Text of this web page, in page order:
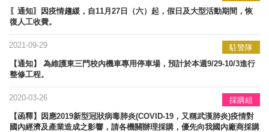
〖通知〗因疫情趨緩，自11月27日（六）起，假日及大型活動期間，恢
復人工收費。
駐警隊
2021-09-29
【通知】 為維護東三門校內機車專用停車場，預計於本週9/29-10/3進行
整修工程。
採購組
2020-03-26
【函釋】因應2019新型冠狀病毒肺炎(COVID-19，又稱武漢肺炎)疫情對
國內經濟及產業造成之影響，請各機關辦理採購，優先向我國內廠商採購